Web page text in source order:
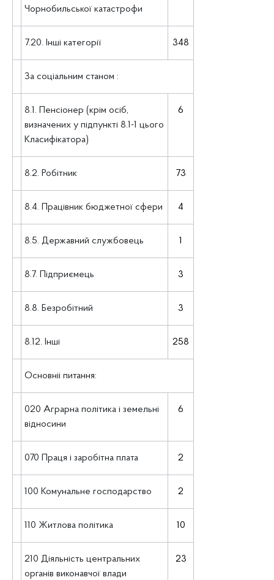
Чорнобильської катастрофи
7.20. Інші категорії 348
За соціальним станом :
8.1. Пенсіонер (крім осіб,
визначених у підпункті 8.1-1 цього
Класифікатора)
6
8.2. Робітник 73
8.4. Працівник бюджетної сфери 4
8.5. Державний службовець 1
8.7. Підприємець 3
8.8. Безробітний 3
8.12. Інші 258
Основніі питання:
020 Аграрна політика і земельні
відносини
6
070 Праця і заробітна плата 2
100 Комунальне господарство 2
110 Житлова політика 10
210 Діяльність центральних
органів виконавчої влади
23